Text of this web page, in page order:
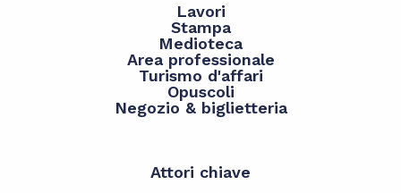
Lavori
Stampa
Medioteca
Area professionale
Turismo d'affari
Opuscoli
Negozio & biglietteria
Attori chiave